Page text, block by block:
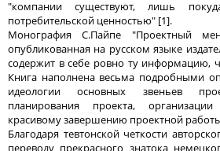
"компании существуют, лишь
потребительской ценностью" [1].
Монография С.Пайпе "Проектный
опубликованная на русском языке
содержит в себе ровно ту информацию,
Книга наполнена весьма подробными
идеологии основных звеньев
планирования проекта,
красивому завершению проектной
Благодаря тевтонской четкости
переводу прекрасного знатока